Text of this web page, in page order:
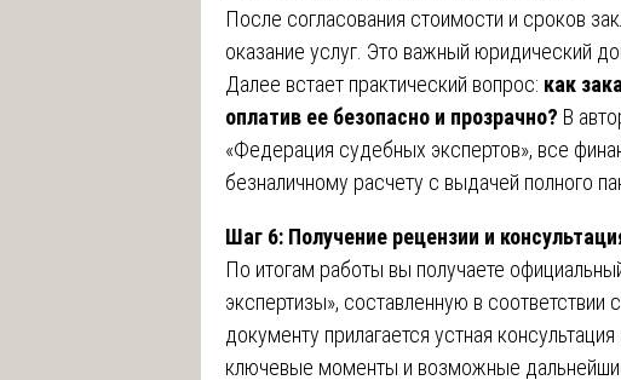
После согласования стоимости и сроков
оказание услуг. Это важный юридический
Далее встает практический вопрос: как
оплатив ее безопасно и прозрачно? В
«Федерация судебных экспертов», все
безналичному расчету с выдачей полного
Шаг 6: Получение рецензии и
По итогам работы вы получаете
экспертизы», составленную в
документу прилагается устная
ключевые моменты и возможные